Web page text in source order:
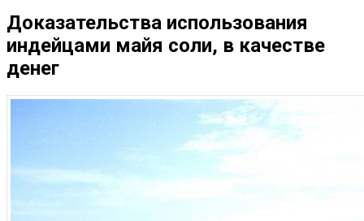
Доказательства использования
индейцами майя соли, в качестве
денег